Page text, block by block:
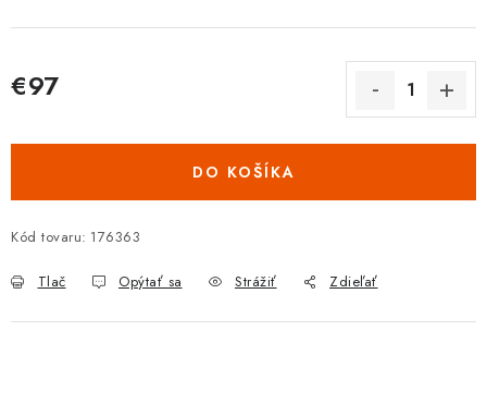
€97
DO KOŠÍKA
Kód tovaru: 176363
Tlač Opýtať sa Strážiť Zdieľať